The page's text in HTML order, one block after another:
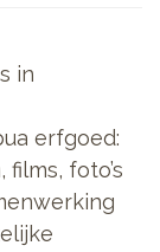
in
erfgoed:
foto’s